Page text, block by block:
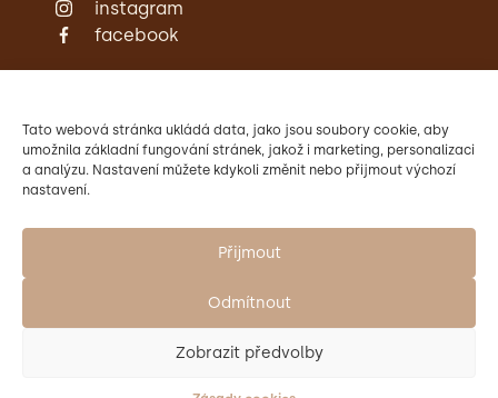
Tato webová stránka ukládá data, jako jsou soubory cookie, aby
umožnila základní fungování stránek, jakož i marketing, personalizaci
a analýzu. Nastavení můžete kdykoli změnit nebo přijmout výchozí
nastavení.
Přijmout
Odmítnout
Zobrazit předvolby
instagram
facebook
Svatby
Konference
Aktivity
Kontakty
je Mendelova univerzita v Brně.